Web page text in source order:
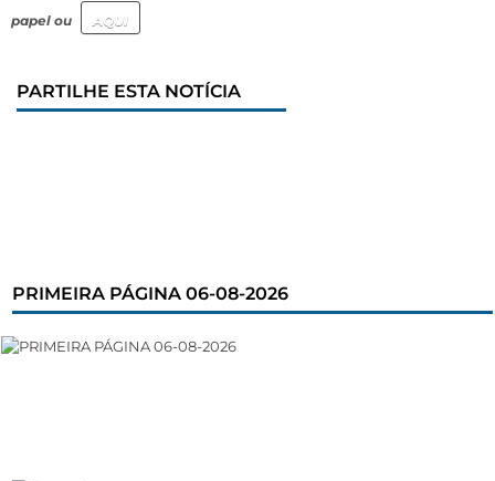
papel ou
AQUI
PARTILHE ESTA NOTÍCIA
PRIMEIRA PÁGINA 06-08-2026